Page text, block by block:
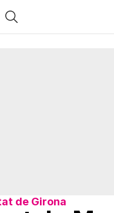
Buscar
de Girona